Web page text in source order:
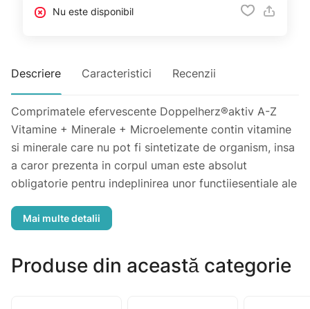
Nu este disponibil
Descriere Caracteristici Recenzii
Comprimatele efervescente Doppelherz®aktiv A-Z
Vitamine + Minerale + Microelemente contin vitamine
si minerale care nu pot fi sintetizate de organism, insa
a caror prezenta in corpul uman este absolut
obligatorie pentru indeplinirea unor functiiesentiale ale
glucide, vitaminele nu reprezinta surse de calorii si ne
Un comprimat contine:
400 μg VITAMINA A RE
Produse din această categorie